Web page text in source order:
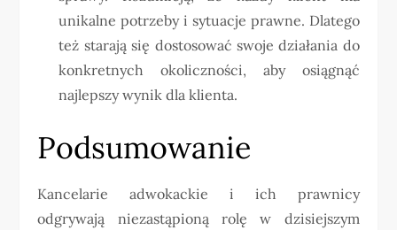
unikalne potrzeby i sytuacje prawne. Dlatego
też starają się dostosować swoje działania do
konkretnych okoliczności, aby osiągnąć
najlepszy wynik dla klienta.
Podsumowanie
Kancelarie adwokackie i ich prawnicy
odgrywają niezastąpioną rolę w dzisiejszym